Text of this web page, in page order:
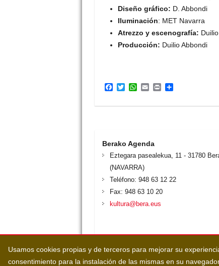
Usamos cookies propias y de terceros para mejorar su
consentimiento para la instalación de las mismas en su
Diseño gráfico: D. Abbondi
Iluminación: MET Navarra
Atrezzo y escenografía:
Producción: Duilio Abbondi
F
k
T
W
p
E
P
r
Berako Agenda
Eztegara pasealekua, 11 - 31780
(NAVARRA)
Teléfono: 948 63 12 22
Fax: 948 63 10 20
kultura@bera.eus